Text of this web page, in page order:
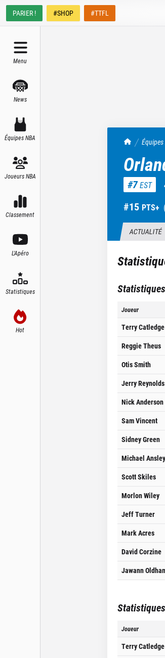
PARIER ! #SHOP #TTFL
Menu
News
Équipes NBA
Joueurs NBA
Classement
L'Apéro
Statistiques
Hot
TrashTalk
Équipes
#7EST
#15 PTS+
ACTUALITÉ
Joueur
Terry Catledge
Reggie Theus
Otis Smith
Jerry Reynolds
Nick Anderson
Sam Vincent
Sidney Green
Michael Ansley
Scott Skiles
Morlon Wiley
Jeff Turner
Mark Acres
David Corzine
Jawann
Joueur
Terry Catledge